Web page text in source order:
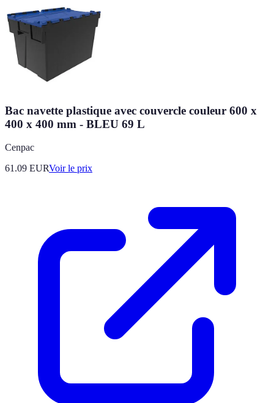
Bac navette plastique avec couvercle couleur 600 x
400 x 400 mm - BLEU 69 L
Cenpac
61.09 EURVoir le prix